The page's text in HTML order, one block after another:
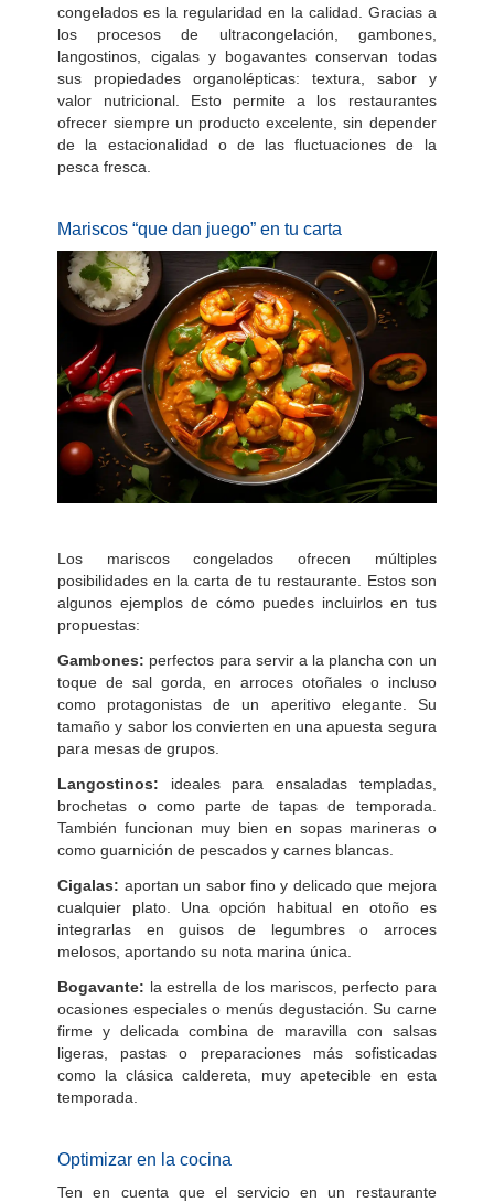
congelados es la regularidad en la calidad. Gracias a
los procesos de ultracongelación, gambones,
langostinos, cigalas y bogavantes conservan todas
sus propiedades organolépticas: textura, sabor y
valor nutricional. Esto permite a los restaurantes
ofrecer siempre un producto excelente, sin depender
de la estacionalidad o de las fluctuaciones de la
pesca fresca.
Mariscos “que dan juego” en tu carta
Los mariscos congelados ofrecen múltiples
posibilidades en la carta de tu restaurante. Estos son
algunos ejemplos de cómo puedes incluirlos en tus
propuestas:
Gambones: perfectos para servir a la plancha con un
toque de sal gorda, en arroces otoñales o incluso
como protagonistas de un aperitivo elegante. Su
tamaño y sabor los convierten en una apuesta segura
para mesas de grupos.
Langostinos: ideales para ensaladas templadas,
brochetas o como parte de tapas de temporada.
También funcionan muy bien en sopas marineras o
como guarnición de pescados y carnes blancas.
Cigalas: aportan un sabor fino y delicado que mejora
cualquier plato. Una opción habitual en otoño es
integrarlas en guisos de legumbres o arroces
melosos, aportando su nota marina única.
Bogavante: la estrella de los mariscos, perfecto para
ocasiones especiales o menús degustación. Su carne
firme y delicada combina de maravilla con salsas
ligeras, pastas o preparaciones más sofisticadas
como la clásica caldereta, muy apetecible en esta
temporada.
Optimizar en la cocina
Ten en cuenta que el servicio en un restaurante